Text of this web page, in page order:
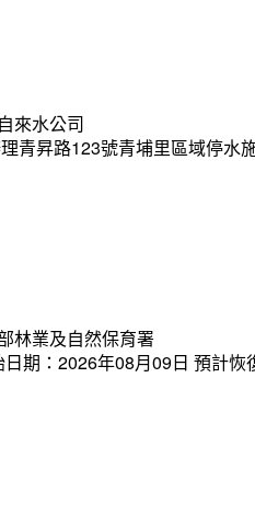
來水公司
青昇路123號青埔里區域停水
林業及自然保育署
日期：2026年08月09日 預計